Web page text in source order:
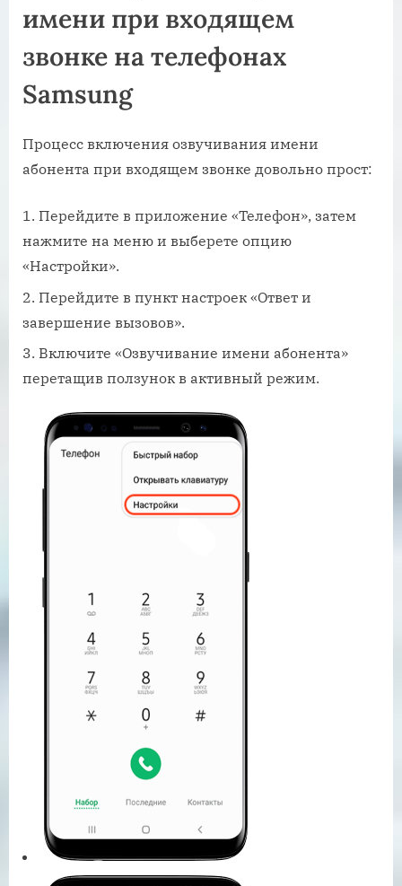
имени при входящем
звонке на телефонах
Samsung
Процесс включения озвучивания имени
абонента при входящем звонке довольно прост:
Перейдите в приложение «Телефон», затем
нажмите на меню и выберете опцию
«Настройки».
Перейдите в пункт настроек «Ответ и
завершение вызовов».
Включите «Озвучивание имени абонента»
перетащив ползунок в активный режим.